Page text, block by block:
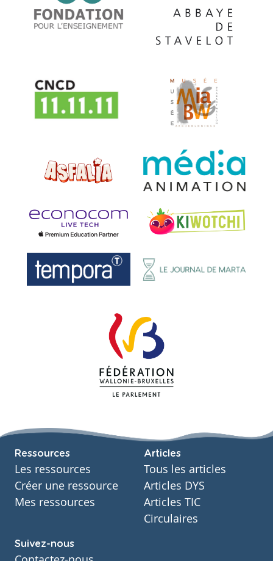
Ressources
Les ressources
Créer une ressource
Mes ressources
Articles
Tous les articles
Articles DYS
Articles TIC
Circulaires
Suivez-nous